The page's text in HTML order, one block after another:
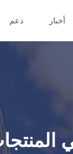
أخبار دعم